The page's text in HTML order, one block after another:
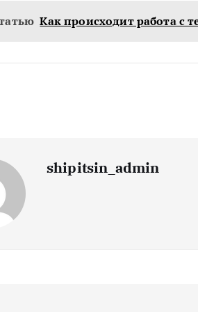
Как происходит работа с
shipitsin_admin